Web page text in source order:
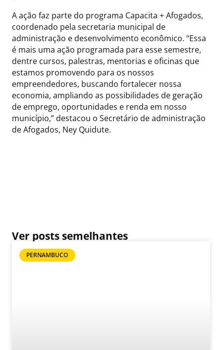
A ação faz parte do programa Capacita + Afogados,
coordenado pela secretaria municipal de
administração e desenvolvimento econômico. “Essa
é mais uma ação programada para esse semestre,
dentre cursos, palestras, mentorias e oficinas que
estamos promovendo para os nossos
empreendedores, buscando fortalecer nossa
economia, ampliando as possibilidades de geração
de emprego, oportunidades e renda em nosso
município,” destacou o Secretário de administração
de Afogados, Ney Quidute.
Ver posts semelhantes
PERNAMBUCO